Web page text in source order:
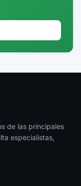
de las principales
especialistas,